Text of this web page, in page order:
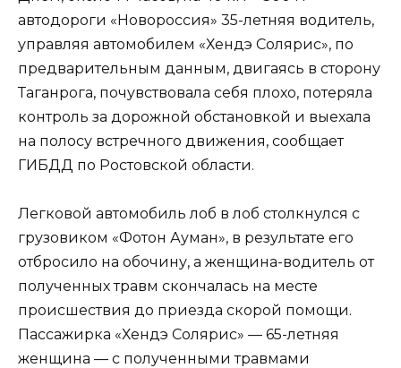
автодороги «Новороссия» 35-летняя водитель,
управляя автомобилем «Хендэ Солярис», по
предварительным данным, двигаясь в сторону
Таганрога, почувствовала себя плохо, потеряла
контроль за дорожной обстановкой и выехала
на полосу встречного движения, сообщает
ГИБДД по Ростовской области.
Легковой автомобиль лоб в лоб столкнулся с
грузовиком «Фотон Ауман», в результате его
отбросило на обочину, а женщина-водитель от
полученных травм скончалась на месте
происшествия до приезда скорой помощи.
Пассажирка «Хендэ Солярис» — 65-летняя
женщина — с полученными травмами